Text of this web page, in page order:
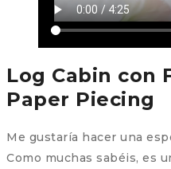
Log Cabin con
Paper Piecing
Me gustaría hacer una
Como muchas sabéis, es